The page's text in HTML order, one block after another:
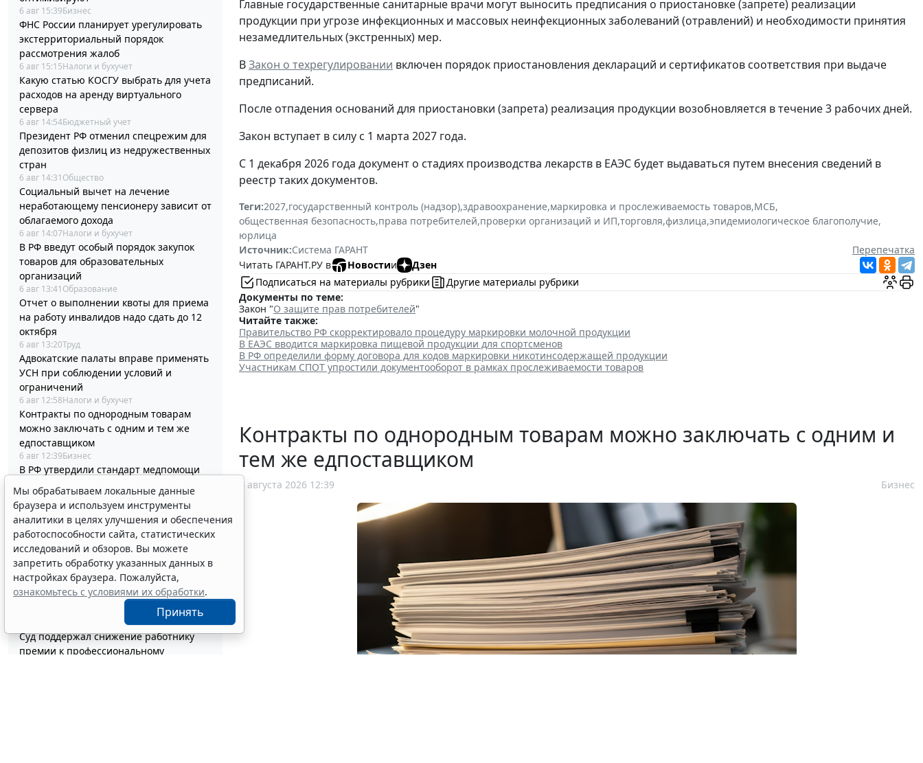
6 авг 15:39Бизнес
ФНС России планирует урегулировать
экстерриториальный порядок
рассмотрения жалоб
6 авг 15:15Налоги и бухучет
Какую статью КОСГУ выбрать для учета
расходов на аренду виртуального
сервера
6 авг 14:54Бюджетный учет
Президент РФ отменил спецрежим для
депозитов физлиц из недружественных
стран
6 авг 14:31 Общество
Социальный вычет на лечение
неработающему пенсионеру зависит от
облагаемого дохода
6 авг 14:07Налоги и бухучет
В РФ введут особый порядок закупок
товаров для образовательных
организаций
6 авг 13:41 Образование
Отчет о выполнении квоты для приема
на работу инвалидов надо сдать до 12
октября
6 авг 13:20Труд
Адвокатские палаты вправе применять
УСН при соблюдении условий и
ограничений
6 авг 12:58Налоги и бухучет
Контракты по однородным товарам
можно заключать с одним и тем же
едпоставщиком
6 авг 12:39Бизнес
В РФ утвердили стандарт медпомощи
детям при наследственной
тирозинемии 1 типа
6 авг 12:10Социальная сфера
Скидку в 50% на эвакуацию машины
предложили ввести за быструю оплату
штрафа
6 авг 11:44 Транспорт
Статотчетность об основных фондах за
2026 год придется сдавать по новым
Бюджетный учет
Суд поддержал снижение работнику
премии к профессиональному
Главные государственные санитарные врачи могут выносить предписания о приостановке (запрете) реализации
продукции при угрозе инфекционных и массовых неинфекционных заболеваний (отравлений) и необходимости принятия
незамедлительных (экстренных) мер.
ВЗакон о техрегулировании включен порядок приостановления деклараций и сертификатов соответствия при выдаче
предписаний.
После отпадения оснований для приостановки (запрета) реализация продукции возобновляется в течение 3 рабочих дней.
Закон вступает в силу с 1 марта 2027 года.
С 1 декабря 2026 года документ о стадиях производства лекарств в ЕАЭС будет выдаваться путем внесения сведений в
реестр таких документов.
Теги:2027,государственный контроль (надзор),здравоохранение,маркировка и прослеживаемость товаров,МСБ,
общественная безопасность,права потребителей,проверки организаций и ИП,торговля,физлица,эпидемиологическое благополучие,
юрлица
Источник:Система ГАРАНТ
Перепечатка
Читать ГАРАНТ.РУ в
Новостии
Дзен
Подписаться на материалы рубрики
Другие материалы рубрики
Документы по теме:
Закон "О защите прав потребителей"
Читайте также:
Правительство РФ скорректировало процедуру маркировки молочной продукции
В ЕАЭС вводится маркировка пищевой продукции для спортсменов
В РФ определили форму договора для кодов маркировки никотинсодержащей продукции
Участникам СПОТ упростили документооборот в рамках прослеживаемости товаров
Контракты по однородным товарам можно заключать с одним и
тем же едпоставщиком
6 августа 2026 12:39 Бизнес
Мы обрабатываем локальные данные
браузера и используем инструменты
аналитики в целях улучшения и обеспечения
работоспособности сайта, статистических
исследований и обзоров. Вы можете
запретить обработку указанных данных в
настройках браузера. Пожалуйста,
ознакомьтесь с условиями их обработки.
Принять